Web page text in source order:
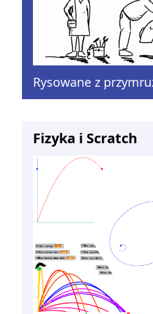
Rysowane z
Fizyka i Scratch